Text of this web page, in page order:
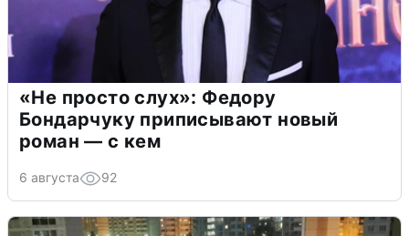
«Не просто слух»: Федору
Бондарчуку приписывают новый
роман — с кем
6 августа 92